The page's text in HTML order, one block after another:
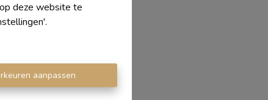
deze website te
aanpassen